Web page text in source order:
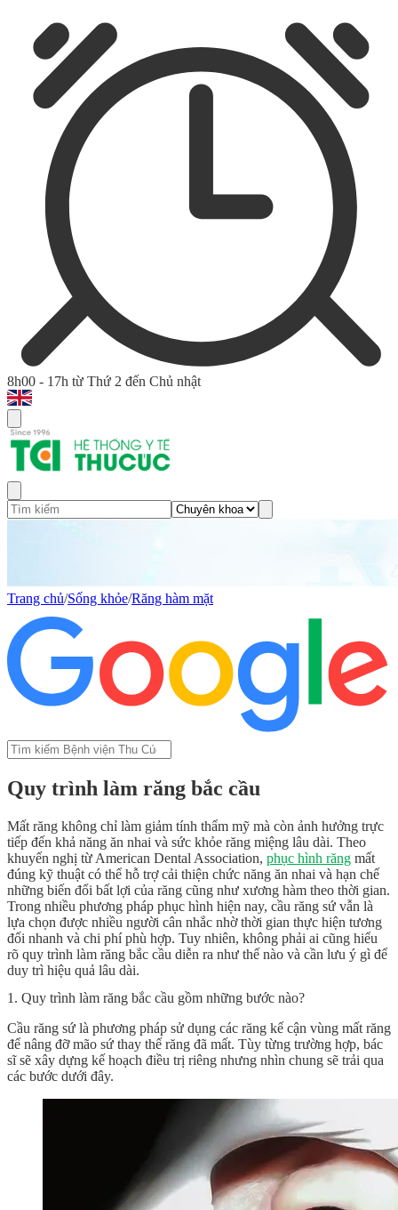
8h00 - 17h từ Thứ 2 đến Chủ nhật
Trang chủ/Sống khỏe/Răng hàm mặt
Quy trình làm răng bắc cầu
Mất răng không chỉ làm giảm tính thẩm mỹ mà còn ảnh hưởng trực
tiếp đến khả năng ăn nhai và sức khỏe răng miệng lâu dài. Theo
khuyến nghị từ American Dental Association, phục hình răng mất
đúng kỹ thuật có thể hỗ trợ cải thiện chức năng ăn nhai và hạn chế
những biến đổi bất lợi của răng cũng như xương hàm theo thời gian.
Trong nhiều phương pháp phục hình hiện nay, cầu răng sứ vẫn là
lựa chọn được nhiều người cân nhắc nhờ thời gian thực hiện tương
đối nhanh và chi phí phù hợp. Tuy nhiên, không phải ai cũng hiểu
rõ quy trình làm răng bắc cầu diễn ra như thế nào và cần lưu ý gì để
duy trì hiệu quả lâu dài.
1. Quy trình làm răng bắc cầu gồm những bước nào?
Cầu răng sứ là phương pháp sử dụng các răng kế cận vùng mất răng
để nâng đỡ mão sứ thay thế răng đã mất. Tùy từng trường hợp, bác
sĩ sẽ xây dựng kế hoạch điều trị riêng nhưng nhìn chung sẽ trải qua
các bước dưới đây.